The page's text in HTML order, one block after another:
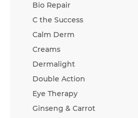
Bio Repair
C the Success
Calm Derm
Creams
Dermalight
Double Action
Eye Therapy
Ginseng & Carrot